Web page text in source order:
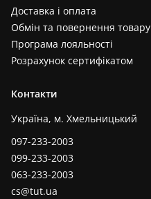
Доставка і оплата
Обмін та повернення товару
Програма лояльності
Розрахунок сертифікатом
Контакти
Україна, м. Хмельницький
097-233-2003
099-233-2003
063-233-2003
cs@tut.ua